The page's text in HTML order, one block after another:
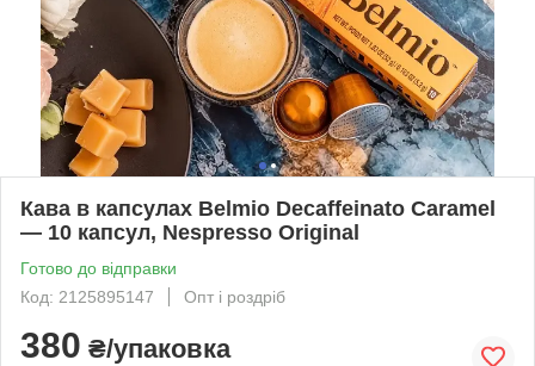
Кава в капсулах Belmio Decaffeinato Caramel
— 10 капсул, Nespresso Original
Готово до відправки
Код: 2125895147
Опт і роздріб
380 ₴/упаковка